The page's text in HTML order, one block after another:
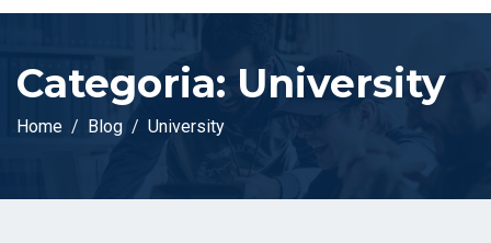
Categoria: University
Home Blog University